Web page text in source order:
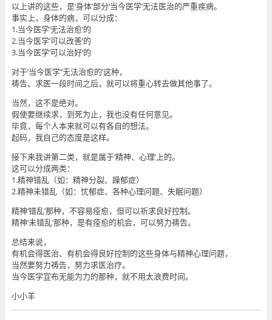
以上讲的这些，是‘身体’部分‘当今医学’无法医治的严重疾病。
事实上，身体的病，可以分成：
1.当今医学‘无法治愈’的
2.当今医学‘可以改善’的
3.当今医学‘可以治好’的
对于‘当今医学’‘无法治愈的’这种，
祷告、求医一段时间之后，就可以将重心转去做其他事了。
当然，这不是绝对。
假使要继续求，到死为止，我也没有任何意见。
毕竟，每个人本来就可以有各自的想法。
起码，我自己的态度是这样。
接下来我讲第二类，就是属于‘精神、心理’上的。
这可以分成两类：
1.精神错乱（如：精神分裂、躁郁症）
2.精神未错乱（如：忧郁症、各种心理问题、失眠问题）
精神‘错乱’那种，不容易痊愈，但可以祈求良好控制。
精神‘未错乱’那种，是有痊愈的机会，可以努力祷告。
总结来说，
有机会得医治、有机会得良好控制的这些身体与精神心理问题，
当然要努力祷告，努力求医治疗。
当今医学宣布无能为力的那种，就不用太浪费时间。
小小羊